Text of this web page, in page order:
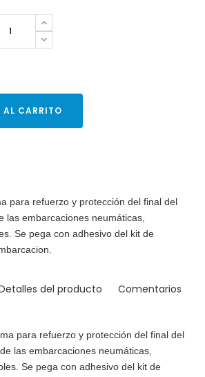
AL CARRITO
para refuerzo y protección del final del
las embarcaciones neumáticas,
Se pega con adhesivo del kit de
del producto Comentarios
para refuerzo y protección del final del
de las embarcaciones neumáticas,
Se pega con adhesivo del kit de